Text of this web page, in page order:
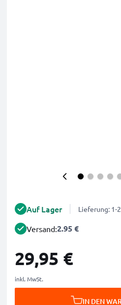
Auf Lager Lieferung: 1-
Versand:2.95 €
29,95 €
inkl. MwSt.
IN DEN